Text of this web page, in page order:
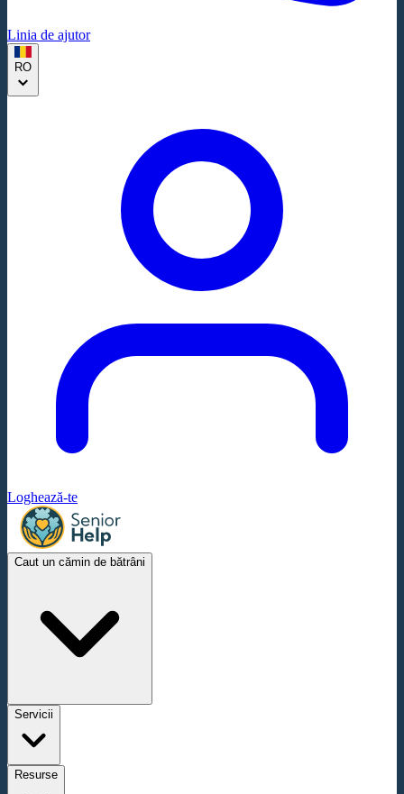
Linia de ajutor
RO
Loghează-te
Caut un cămin de bătrâni
Servicii
Resurse